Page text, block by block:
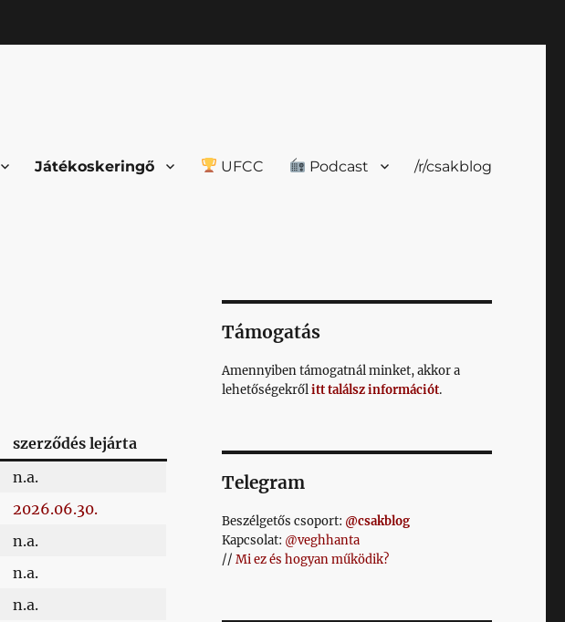
Játékoskeringő UFCC Podcast /r/csakblog
szerződés lejárta
n.a.
2026.06.30.
n.a.
n.a.
n.a.
Támogatás
Amennyiben támogatnál minket, akkor a
lehetőségekrőlitt találsz információt.
Telegram
Beszélgetős csoport: @csakblog
Kapcsolat: @veghhanta
// Mi ez és hogyan működik?